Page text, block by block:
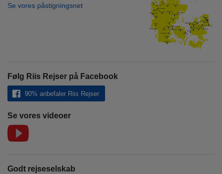
Se vores påstigningsnet
Følg Riis Rejser på Facebook
90% anbefaler Riis Rejser
Se vores videoer
Godt rejseselskab